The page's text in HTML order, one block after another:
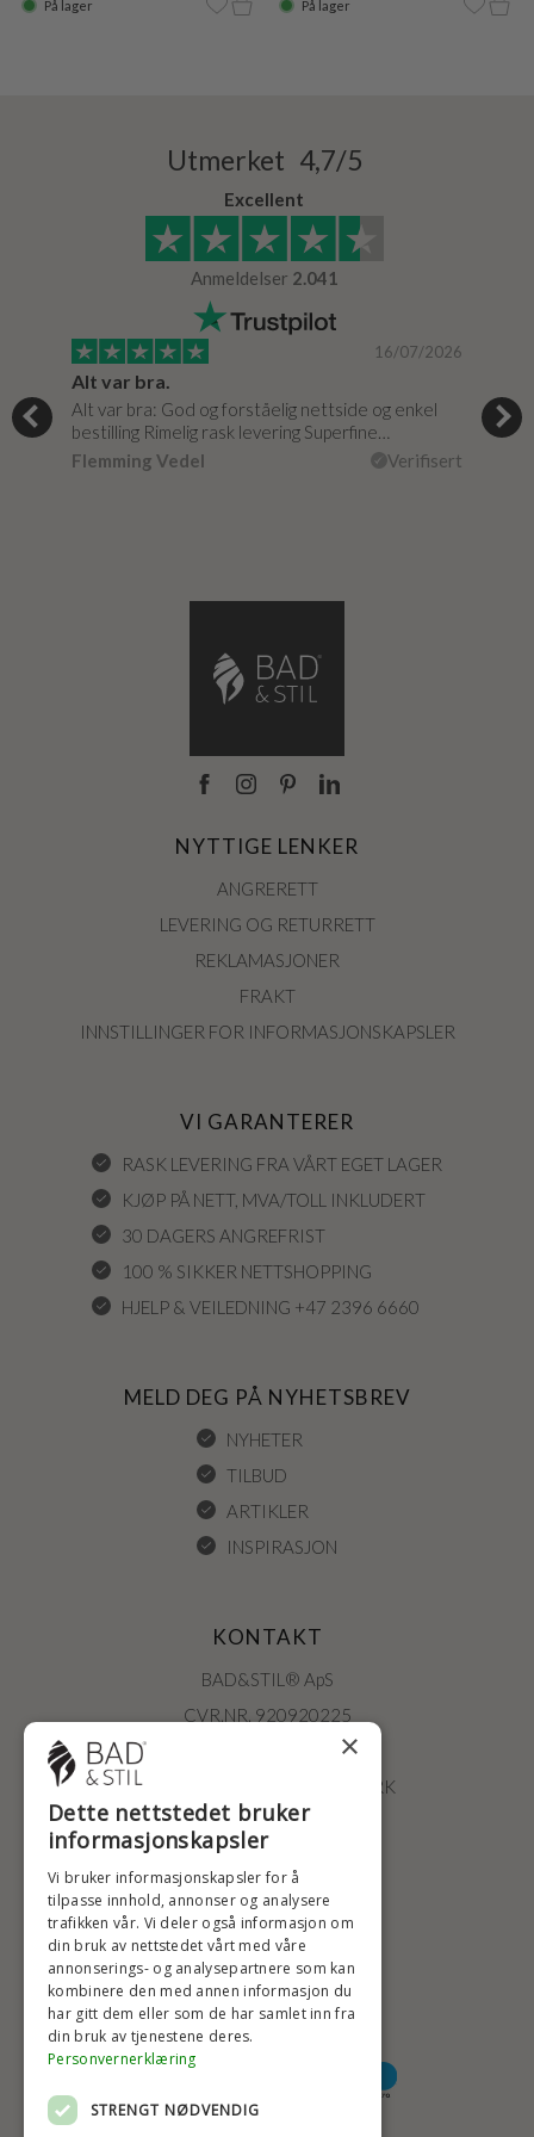
På lager På lager
Utmerket 4,7/5
Excellent
Anmeldelser 2.041
16/07/2026
Alt var bra.
Alt var bra: God og forståelig nettside og enkel
bestilling Rimelig rask levering Superfine…
Flemming Vedel
Verifisert
Jeg
fikk
NYTTIGE LENKER
ANGRERETT
LEVERING OG RETURRETT
REKLAMASJONER
FRAKT
INNSTILLINGER FOR INFORMASJONSKAPSLER
VI GARANTERER
RASK LEVERING FRA VÅRT EGET LAGER
KJØP PÅ NETT, MVA/TOLL INKLUDERT
30 DAGERS ANGREFRIST
100 % SIKKER NETTSHOPPING
HJELP & VEILEDNING +47 2396 6660
MELD DEG PÅ NYHETSBREV
NYHETER
TILBUD
ARTIKLER
INSPIRASJON
KONTAKT
BAD&STIL® ApS
CVR.NR. 920920225
ØSTERBROGADE 202
2100 KØBENHAVN • DANMARK
+47 2396 6660
BADSTIL@BADSTIL.NO
HØYESTE KREDITTVURD
BETALINGSALTERNATIVER
×
Dette nettstedet bruker
informasjonskapsler
Vi bruker informasjonskapsler for å
tilpasse innhold, annonser og analysere
trafikken vår. Vi deler også informasjon om
din bruk av nettstedet vårt med våre
annonserings- og analysepartnere som kan
kombinere den med annen informasjon du
har gitt dem eller som de har samlet inn fra
din bruk av tjenestene deres.
Personvernerklæring
STRENGT NØDVENDIG